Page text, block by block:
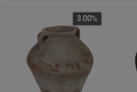
3.00%